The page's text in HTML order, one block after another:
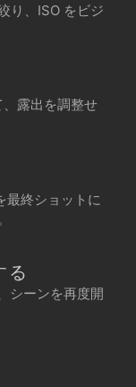
り、ISO をビジ
露出を調整せ
最終ショットに
る
シーンを再度開